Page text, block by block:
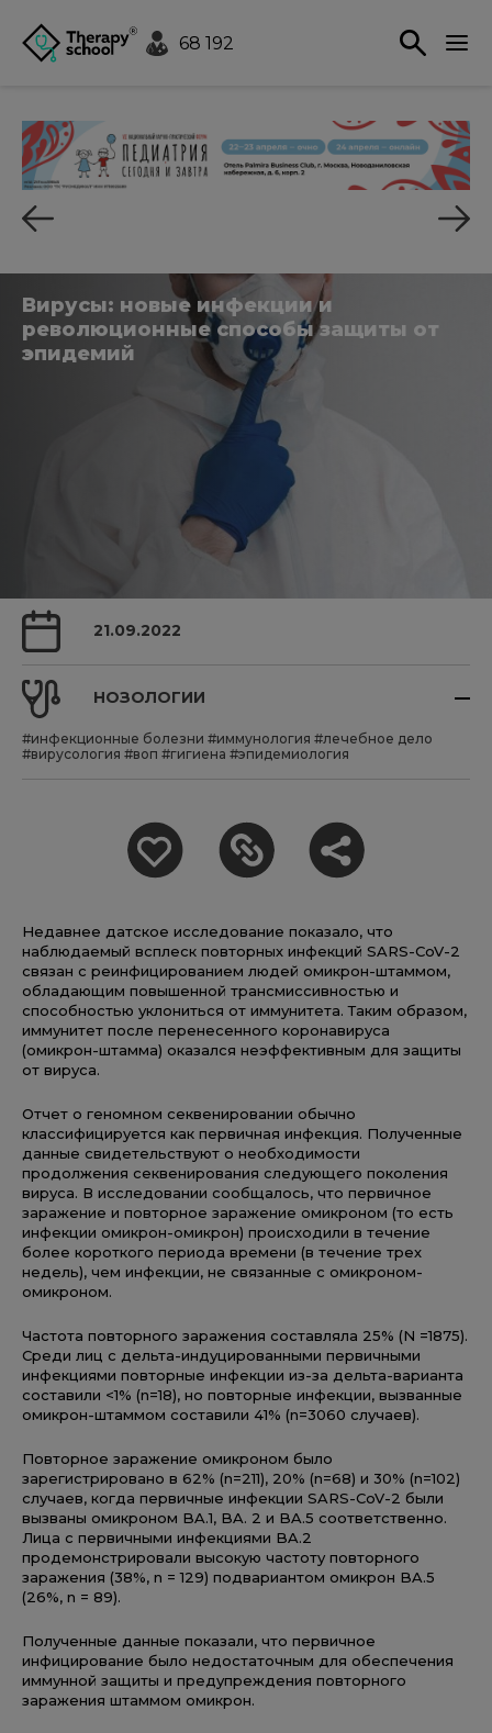
68 192
Вирусы: новые инфекции и
революционные способы защиты от
эпидемий
21.09.2022
НОЗОЛОГИИ
#инфекционные болезни #иммунология #лечебное дело
#вирусология #воп #гигиена #эпидемиология
Недавнее датское исследование показало, что
наблюдаемый всплеск повторных инфекций SARS-CoV-2
связан с реинфицированием людей омикрон-штаммом,
обладающим повышенной трансмиссивностью и
способностью уклониться от иммунитета. Таким образом,
иммунитет после перенесенного коронавируса
(омикрон-штамма) оказался неэффективным для защиты
от вируса.
Отчет о геномном секвенировании обычно
классифицируется как первичная инфекция. Полученные
данные свидетельствуют о необходимости
продолжения секвенирования следующего поколения
вируса. В исследовании сообщалось, что первичное
заражение и повторное заражение омикроном (то есть
инфекции омикрон-омикрон) происходили в течение
более короткого периода времени (в течение трех
недель), чем инфекции, не связанные с омикроном-
омикроном.
Частота повторного заражения составляла 25% (N =1875).
Среди лиц с дельта-индуцированными первичными
инфекциями повторные инфекции из-за дельта-варианта
составили <1% (n=18), но повторные инфекции, вызванные
омикрон-штаммом составили 41% (n=3060 случаев).
Повторное заражение омикроном было
зарегистрировано в 62% (n=211), 20% (n=68) и 30% (n=102)
случаев, когда первичные инфекции SARS-CoV-2 были
вызваны омикроном BA.1, BA. 2 и BA.5 соответственно.
Лица с первичными инфекциями BA.2
продемонстрировали высокую частоту повторного
заражения (38%, n = 129) подвариантом омикрон BA.5
(26%, n = 89).
Полученные данные показали, что первичное
инфицирование было недостаточным для обеспечения
иммунной защиты и предупреждения повторного
заражения штаммом омикрон.